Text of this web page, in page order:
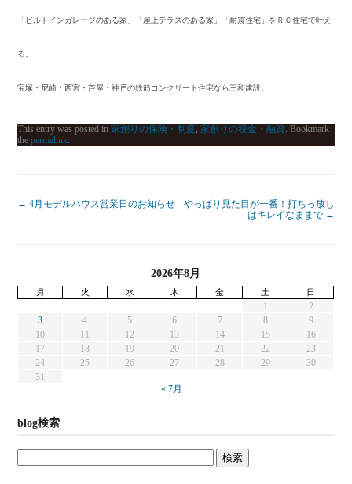
「ビルトインガレージのある家」「屋上テラスのある家」「耐震住宅」をＲＣ住宅で叶え
る。
宝塚・尼崎・西宮・芦屋・神戸の鉄筋コンクリート住宅なら三和建設。
This entry was posted in家創りの保険・制度 ,家創りの税金・融資 . Bookmark
thepermalink
← 4月モデルハウス営業日のお知らせ
やっぱり見た目が一番！打ちっ放し
はキレイなままで →
2026年8月
月 火 水 木 金 土 日
1
2
3
4 5 6 7 8
9
10
11 12 13 14 15
16
17
18 19 20 21 22
23
24
25 26 27 28 29
30
31
« 7月
blog検索